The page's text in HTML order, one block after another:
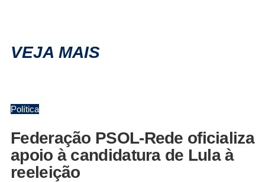
VEJA MAIS
Política
Federação PSOL-Rede oficializa
apoio à candidatura de Lula à
reeleição